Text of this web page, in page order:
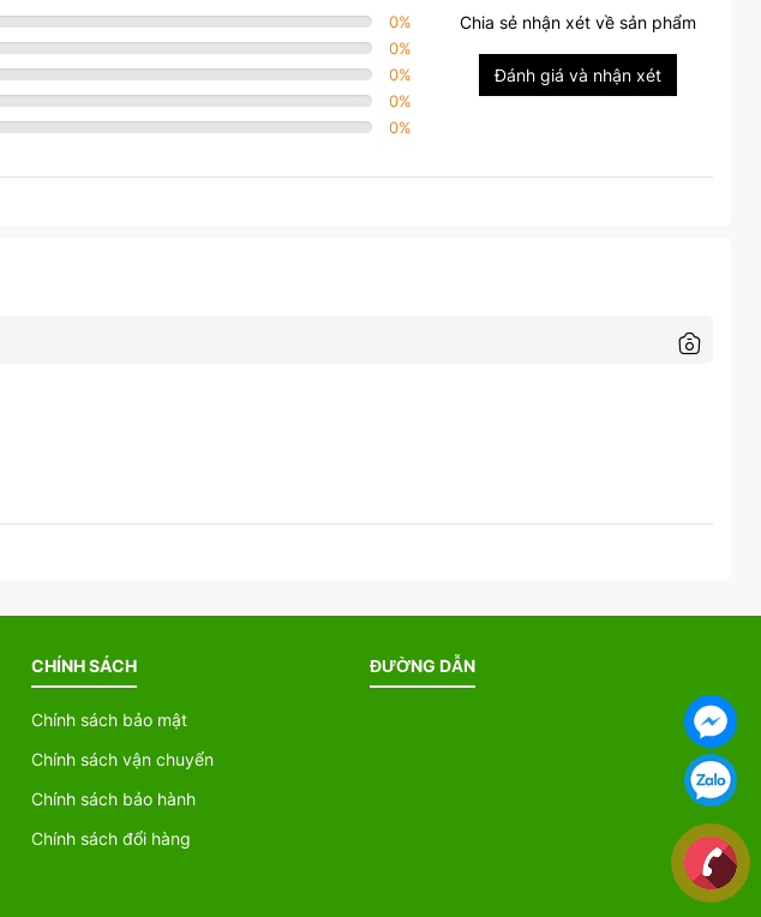
0%
0%
0%
0%
0%
Chia sẻ nhận xét về sản phẩm
Đánh giá và nhận xét
CHÍNH SÁCH
Chính sách bảo mật
Chính sách vận chuyển
Chính sách bảo hành
Chính sách đổi hàng
ĐƯỜNG DẪN